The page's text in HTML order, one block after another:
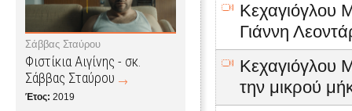
Σάββας Σταύρου
Φιστίκια Αιγίνης - σκ.
Σάββας Σταύρου
Έτος: 2019
Κεχαγιόγλου
Γιάννη
Κεχαγιόγλου
την μικρού